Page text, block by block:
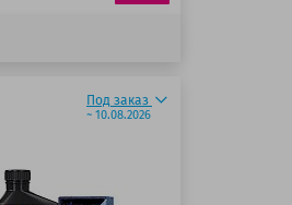
Под заказ
~ 10.08.2026